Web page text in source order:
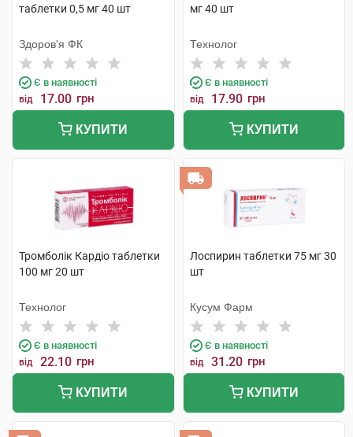
таблетки 0,5 мг 40 шт
Здоров'я ФК
Є в наявності
від 17.00 грн
КУПИТИ
мг 40 шт
Технолог
Є в наявності
від 17.90 грн
КУПИТИ
Тромболік Кардіо таблетки
100 мг 20 шт
Технолог
Є в наявності
від 22.10 грн
КУПИТИ
Лоспирин таблетки 75 мг 30
шт
Кусум Фарм
Є в наявності
від 31.20 грн
КУПИТИ